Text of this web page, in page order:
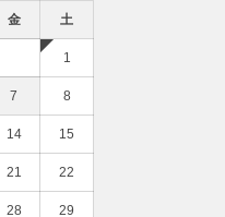
金 土
1
7 8
14 15
21 22
28 29